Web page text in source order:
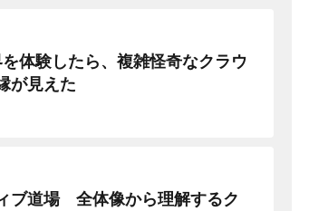
体験したら、複雑怪奇なクラウ
が見えた
ブ道場 全体像から理解するク